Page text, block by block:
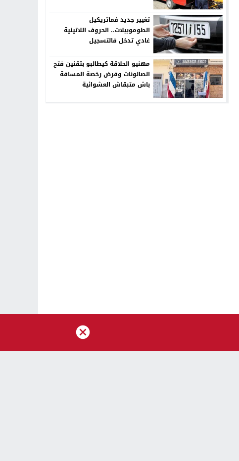
تغيير جديد فماتريكيل
الطوموبيلات.. الحروف اللاتينية
غادي تدخل فالتسجيل
مهنيو الحلاقة كيطالبو بتقنين فتح
الصالونات وفرض رخصة المسافة
باش متبقاش العشوائية